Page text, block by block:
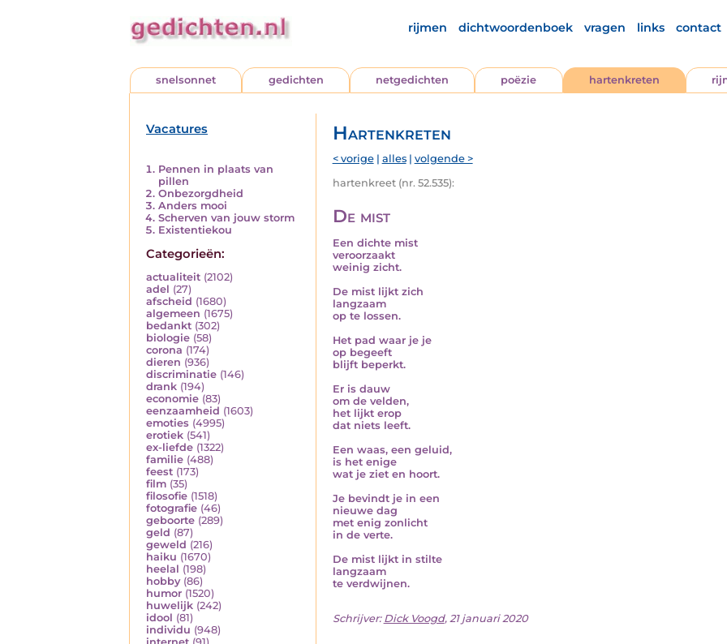
rijmen dichtwoordenboek vragen links contact
snelsonnet gedichten netgedichten poëzie hartenkreten
Vacatures
Pennen in plaats van
pillen
Onbezorgdheid
Anders mooi
Scherven van jouw storm
Existentiekou
Categorieën:
actualiteit (2102)
adel (27)
afscheid (1680)
algemeen (1675)
bedankt (302)
biologie (58)
corona (174)
dieren (936)
discriminatie (146)
drank (194)
economie (83)
eenzaamheid (1603)
emoties (4995)
erotiek (541)
ex-liefde (1322)
familie (488)
feest (173)
film (35)
filosofie (1518)
fotografie (46)
geboorte (289)
geld (87)
geweld (216)
haiku (1670)
heelal (198)
hobby (86)
humor (1520)
huwelijk (242)
idool (81)
individu (948)
Hartenkreten
< vorige| alles| volgende >
hartenkreet (nr. 52.535):
De mist
Een dichte mist
veroorzaakt
weinig zicht.
De mist lijkt zich
langzaam
op te lossen.
Het pad waar je je
op begeeft
blijft beperkt.
Er is dauw
om de velden,
het lijkt erop
dat niets leeft.
Een waas, een geluid,
is het enige
wat je ziet en hoort.
Je bevindt je in een
nieuwe dag
met enig zonlicht
in de verte.
De mist lijkt in stilte
langzaam
te verdwijnen.
Schrijver: Dick Voogd, 21 januari 2020